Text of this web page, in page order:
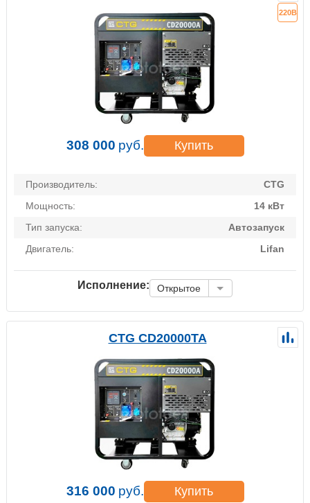
220В
308 000 руб. Купить
Производитель:
CTG
Мощность:
14 кВт
Тип запуска:
Автозапуск
Двигатель:
Lifan
Исполнение: Открытое
CTG CD20000TA
316 000 руб. Купить